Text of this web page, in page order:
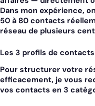
Dans mon expérience,
50 à 80 contacts
réseau de plusieurs
Les 3 profils de
Pour structurer votre
efficacement, je vous
vos contacts en 3